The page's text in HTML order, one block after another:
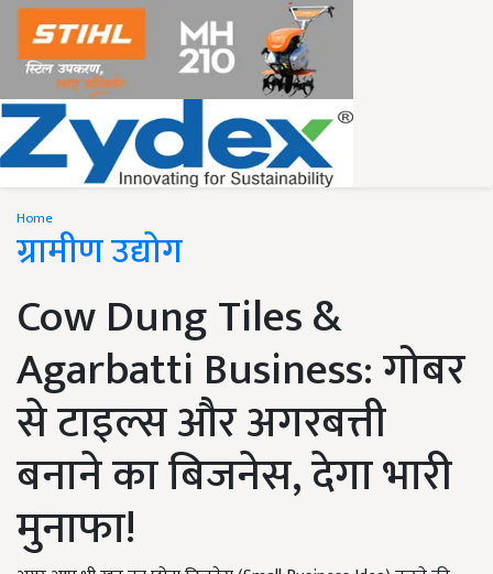
Home
ग्रामीण उद्योग
Cow Dung Tiles &
Agarbatti Business: गोबर
से टाइल्स और अगरबत्ती
बनाने का बिजनेस, देगा भारी
मुनाफा!